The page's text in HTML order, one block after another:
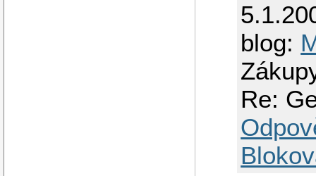
blog:
Re: